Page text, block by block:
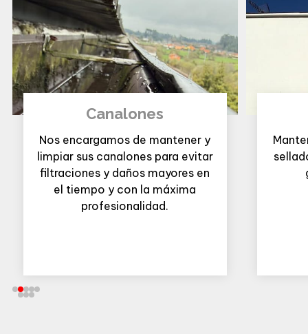
Canalones
Nos encargamos de mantener y
limpiar sus canalones para evitar
filtraciones y daños mayores en
el tiempo y con la máxima
profesionalidad.